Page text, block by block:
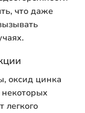
что даже
оксид цинка
легкого